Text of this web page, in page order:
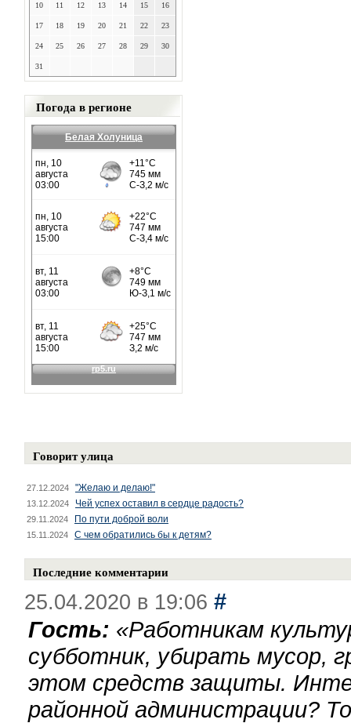
10 11 12 13 14 15 16
17 18 19 20 21 22 23
24 25 26 27 28 29 30
31
Погода в регионе
Белая Холуница
Говорит улица
27.12.2024 "Желаю и делаю!"
13.12.2024 Чей успех оставил в сердце радость?
29.11.2024 По пути доброй воли
15.11.2024 С чем обратились бы к детям?
Последние комментарии
25.04.2020 в 19:06 #
Гость: «Работникам
субботник, убирать мусор,
этом средств защиты.
районной администрации?